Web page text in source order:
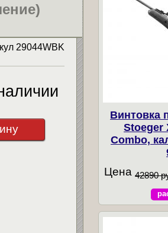
29044WBK
Винтовка
Stoeger
Combo,
Цена 42890